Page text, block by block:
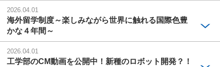
2026.04.01
海外留学制度～楽しみながら世界に触れる国際色豊
かな４年間～
2026.04.01
工学部のCM動画を公開中！新種のロボット開発？！